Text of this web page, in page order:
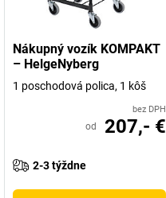
Nákupný vozík KOMPAKT
– HelgeNyberg
1 poschodová polica, 1 kôš
bez DPH
od 207,- €
2-3 týždne